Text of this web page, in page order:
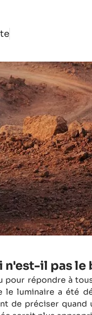
n'est-il pas le
pour répondre à
le luminaire a été
de préciser quand